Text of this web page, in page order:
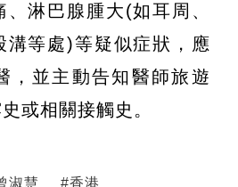
淋巴腺腫大(如耳周、
溝等處)等疑似症狀，應
，並主動告知醫師旅遊
或相關接觸史。
淑慧 #香港